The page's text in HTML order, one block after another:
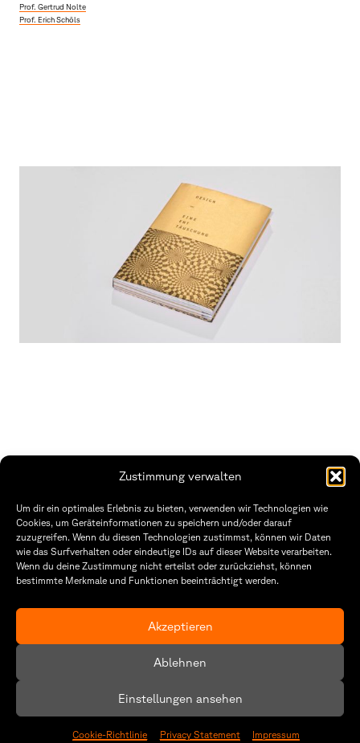
Zustimmung verwalten
Um dir ein optimales Erlebnis zu bieten, verwenden wir Technologien wie
Cookies, um Geräteinformationen zu speichern und/oder darauf
zuzugreifen. Wenn du diesen Technologien zustimmst, können wir Daten
wie das Surfverhalten oder eindeutige IDs auf dieser Website verarbeiten.
Wenn du deine Zustimmung nicht erteilst oder zurückziehst, können
bestimmte Merkmale und Funktionen beeinträchtigt werden.
Akzeptieren
Ablehnen
Einstellungen ansehen
Cookie-Richtlinie Privacy Statement Impressum
Prof. Gertrud Nolte
Prof. Erich Schöls
THWS | Fakultät Gestaltung Würzburg
Technische Hochschule
Würzburg-Schweinfurt
Sanderheinrichsleitenweg 20
tel: +49 931 35 11 93 02
Öffnungszeiten Dekanat
Montag – Freitag
8:30 – 12:00
8:30 – 15:30
Datenschutzerklärung